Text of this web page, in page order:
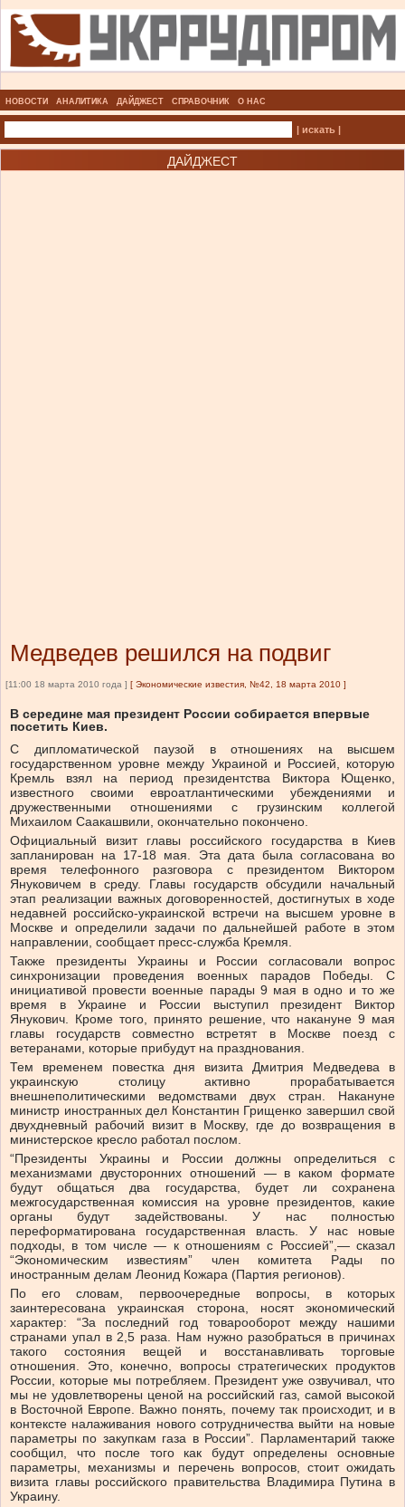
НОВОСТИ АНАЛИТИКА ДАЙДЖЕСТ СПРАВОЧНИК О НАС
| искать |
ДАЙДЖЕСТ
Медведев решился на подвиг
[11:00 18 марта 2010 года ] [ Экономические известия, №42, 18 марта 2010 ]
В середине мая президент России собирается впервые
посетить Киев.
С дипломатической паузой в отношениях на высшем
государственном уровне между Украиной и Россией, которую
Кремль взял на период президентства Виктора Ющенко,
известного своими евроатлантическими убеждениями и
дружественными отношениями с грузинским коллегой
Михаилом Саакашвили, окончательно покончено.
Официальный визит главы российского государства в Киев
запланирован на 17-18 мая. Эта дата была согласована во
время телефонного разговора с президентом Виктором
Януковичем в среду. Главы государств обсудили начальный
этап реализации важных договоренностей, достигнутых в ходе
недавней российско-украинской встречи на высшем уровне в
Москве и определили задачи по дальнейшей работе в этом
направлении, сообщает пресс-служба Кремля.
Также президенты Украины и России согласовали вопрос
синхронизации проведения военных парадов Победы. С
инициативой провести военные парады 9 мая в одно и то же
время в Украине и России выступил президент Виктор
Янукович. Кроме того, принято решение, что накануне 9 мая
главы государств совместно встретят в Москве поезд с
ветеранами, которые прибудут на празднования.
Тем временем повестка дня визита Дмитрия Медведева в
украинскую столицу активно прорабатывается
внешнеполитическими ведомствами двух стран. Накануне
министр иностранных дел Константин Грищенко завершил свой
двухдневный рабочий визит в Москву, где до возвращения в
министерское кресло работал послом.
“Президенты Украины и России должны определиться с
механизмами двусторонних отношений — в каком формате
будут общаться два государства, будет ли сохранена
межгосударственная комиссия на уровне президентов, какие
органы будут задействованы. У нас полностью
переформатирована государственная власть. У нас новые
подходы, в том числе — к отношениям с Россией”,— сказал
“Экономическим известиям” член комитета Рады по
иностранным делам Леонид Кожара (Партия регионов).
По его словам, первоочередные вопросы, в которых
заинтересована украинская сторона, носят экономический
характер: “За последний год товарооборот между нашими
странами упал в 2,5 раза. Нам нужно разобраться в причинах
такого состояния вещей и восстанавливать торговые
отношения. Это, конечно, вопросы стратегических продуктов
России, которые мы потребляем. Президент уже озвучивал, что
мы не удовлетворены ценой на российский газ, самой высокой
в Восточной Европе. Важно понять, почему так происходит, и в
контексте налаживания нового сотрудничества выйти на новые
параметры по закупкам газа в России”. Парламентарий также
сообщил, что после того как будут определены основные
параметры, механизмы и перечень вопросов, стоит ожидать
визита главы российского правительства Владимира Путина в
Украину.